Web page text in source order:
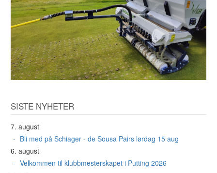
SISTE NYHETER
7. august
Bli med på Schiager - de Sousa Pairs lørdag 15 aug
6. august
Velkommen til klubbmesterskapet i Putting 2026